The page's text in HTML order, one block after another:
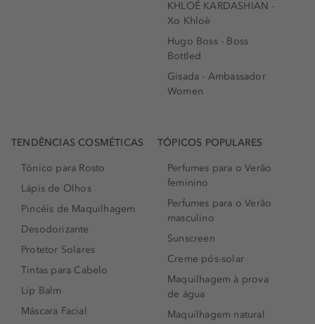
KHLOÉ KARDASHIAN -
Xo Khloè
Hugo Boss - Boss
Bottled
Gisada - Ambassador
Women
TENDÊNCIAS COSMÉTICAS
Tónico para Rosto
Lápis de Olhos
Pincéis de Maquilhagem
Desodorizante
Protetor Solares
Tintas para Cabelo
Lip Balm
Máscara Facial
TÓPICOS POPULARES
Perfumes para o Verão
feminino
Perfumes para o Verão
masculino
Sunscreen
Creme pós-solar
Maquilhagem à prova
de água
Maquilhagem natural